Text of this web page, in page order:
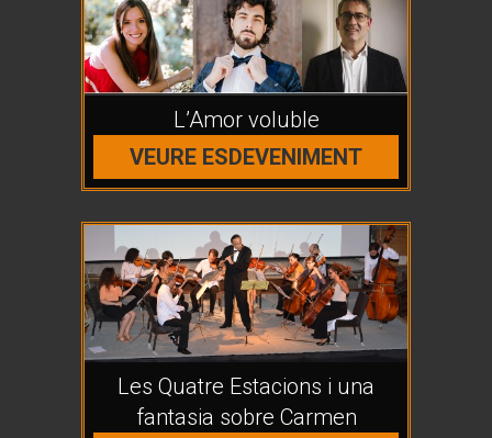
L’Amor voluble
VEURE ESDEVENIMENT
Les Quatre Estacions i una
fantasia sobre Carmen